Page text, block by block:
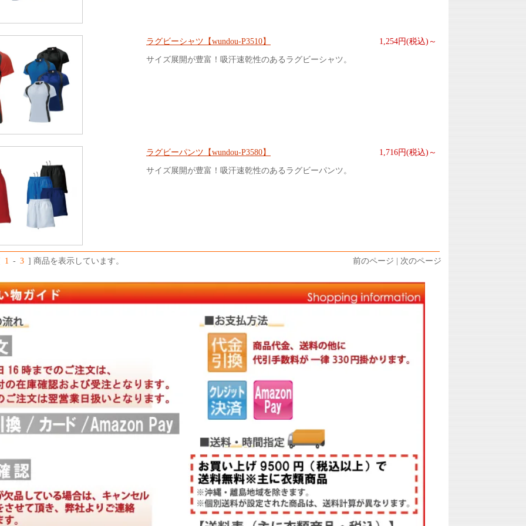
1,254円(税込)～
ラグビーシャツ【wundou-P3510】
サイズ展開が豊富！吸汗速乾性のあるラグビーシャツ。
1,716円(税込)～
ラグビーパンツ【wundou-P3580】
サイズ展開が豊富！吸汗速乾性のあるラグビーパンツ。
1 - 3 ] 商品を表示しています。 前のページ | 次のページ